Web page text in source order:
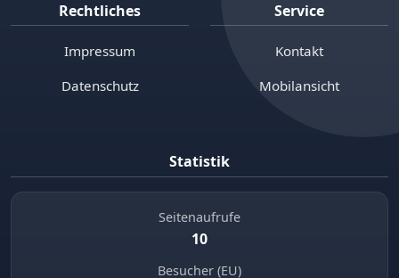
Rechtliches
Impressum
Datenschutz
Service
Kontakt
Mobilansicht
Statistik
Seitenaufrufe
10
Besucher (EU)